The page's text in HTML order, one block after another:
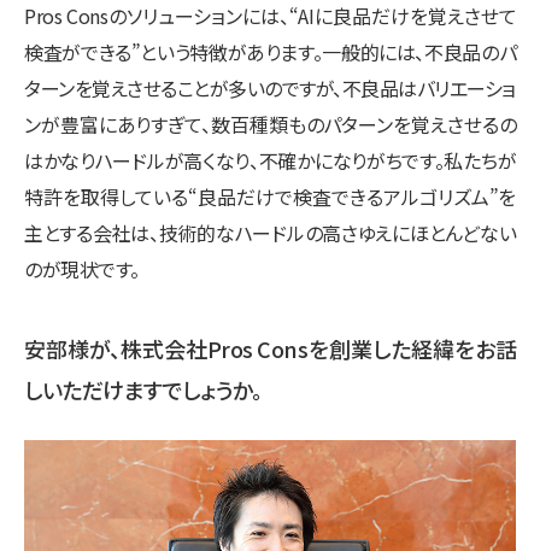
Pros Consのソリューションには、“AIに良品だけを覚えさせて
検査ができる”という特徴があります。一般的には、不良品のパ
ターンを覚えさせることが多いのですが、不良品はバリエーショ
ンが豊富にありすぎて、数百種類ものパターンを覚えさせるの
はかなりハードルが高くなり、不確かになりがちです。私たちが
特許を取得している“良品だけで検査できるアルゴリズム”を
主とする会社は、技術的なハードルの高さゆえにほとんどない
のが現状です。
安部様が、株式会社Pros Consを創業した経緯をお話
しいただけますでしょうか。